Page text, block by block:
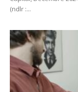
(ndlr :...